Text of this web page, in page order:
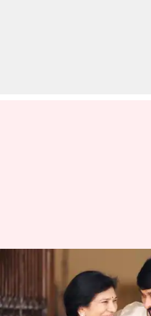
Chiranjeevi: భార్య
రాసిన చిరంజీవి...
పోస్టు వైరల్